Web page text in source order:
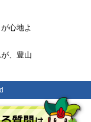
心地よ
、豊山